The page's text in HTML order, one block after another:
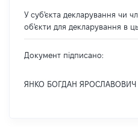
У суб'єкта декларування чи
об'єкти для декларування в
Документ підписано:
ЯНКО БОГДАН ЯРОСЛАВОВИЧ